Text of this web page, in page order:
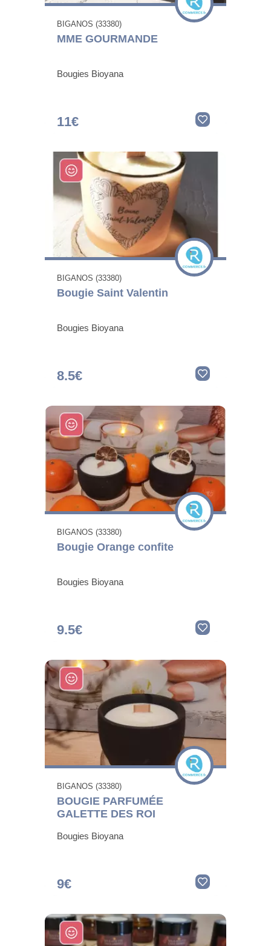
BIGANOS (33380)
MME GOURMANDE
Bougies Bioyana
11€
BIGANOS (33380)
Bougie Saint Valentin
Bougies Bioyana
8.5€
BIGANOS (33380)
Bougie Orange confite
Bougies Bioyana
9.5€
BIGANOS (33380)
BOUGIE PARFUMÉE
GALETTE DES ROI
Bougies Bioyana
9€